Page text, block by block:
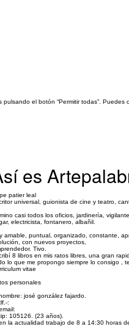
el botón “Permitir todas”. Puedes
es
patier leal
universal, guionista de cine y teatro,
casi todos los oficios, jardinería,
electricista, fontanero, albañil.
amable, puntual, organizado, constante,
con nuevos proyectos,
Tivo.
8 libros en mis ratos libres, una gran
lo que me propongo siempre lo consigo ,
vitae
personales
josé gonzález fajardo.
:
105126. (23 años).
la actualidad trabajo de 8 a 14:30 horas